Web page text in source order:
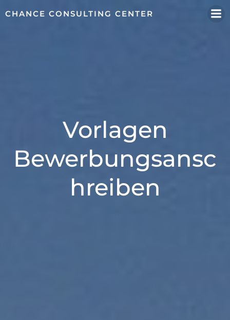
Inhalt
CHANCE CONSULTING CENTER
Vorlagen
Bewerbungsansc
hreiben